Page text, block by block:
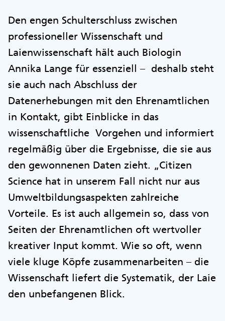
Den engen Schulterschluss zwischen
professioneller Wissenschaft und
Laienwissenschaft hält auch Biologin
Annika Lange für essenziell – deshalb steht
sie auch nach Abschluss der
Datenerhebungen mit den Ehrenamtlichen
in Kontakt, gibt Einblicke in das
wissenschaftliche Vorgehen und informiert
regelmäßig über die Ergebnisse, die sie aus
den gewonnenen Daten zieht. „Citizen
Science hat in unserem Fall nicht nur aus
Umweltbildungsaspekten zahlreiche
Vorteile. Es ist auch allgemein so, dass von
Seiten der Ehrenamtlichen oft wertvoller
kreativer Input kommt. Wie so oft, wenn
viele kluge Köpfe zusammenarbeiten – die
Wissenschaft liefert die Systematik, der Laie
den unbefangenen Blick.